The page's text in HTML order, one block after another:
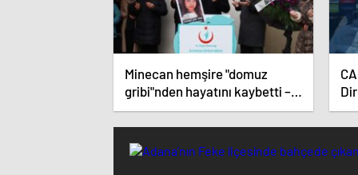
Minecan hemşire "domuz
gribi"nden hayatını kaybetti –
Haberler | Sağlık Haberleri